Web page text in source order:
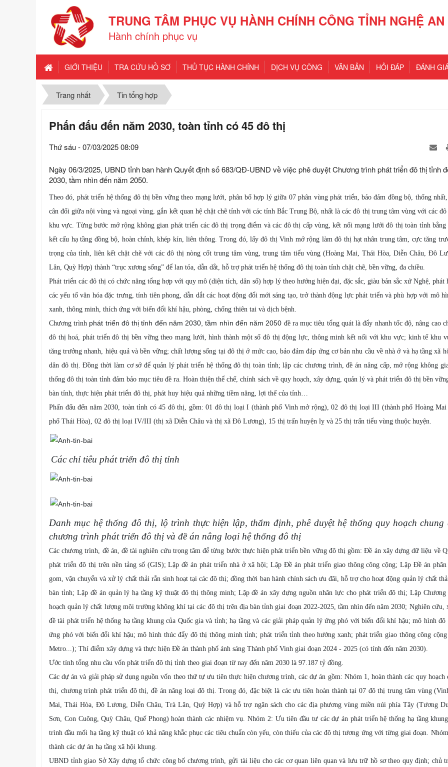
TRUNG TÂM PHỤC VỤ HÀNH CHÍNH CÔNG TỈNH NGHỆ AN
Hành chính phục vụ
GIỚI THIỆU TRA CỨU HỒ SƠ THỦ TỤC HÀNH CHÍNH DỊCH VỤ CÔNG VĂN BẢN HỎI ĐÁP ĐÁNH
Trang nhất Tin tổng hợp
Phấn đấu đến năm 2030, toàn tỉnh có 45 đô thị
Thứ sáu - 07/03/2025 08:09
Ngày 06/3/2025, UBND tỉnh ban hành Quyết định số 683/QĐ-UBND về việc phê duyệt Chương trình phát triển đô thị tỉnh
2030, tầm nhìn đến năm 2050.
Theo đó, phát triển hệ thống đô thị bền vững theo mạng lưới, phân bố hợp lý giữa 07 phân vùng phát triển, bảo đảm đồng bộ, thống
cân đối giữa nội vùng và ngoại vùng, gắn kết quan hệ chặt chẽ tỉnh với các tỉnh Bắc Trung Bộ, nhất là các đô thị trung tâm vùng với các
khu vực. Từng bước mở rộng không gian phát triển các đô thị trọng điểm và các đô thị cấp vùng, kết nối mạng lưới đô thị toàn tỉnh bằng
kết cấu hạ tầng đồng bộ, hoàn chỉnh, khép kín, liên thông. Trong đó, lấy đô thị Vinh mở rộng làm đô thị hạt nhân trung tâm, cực tăng
trọng của tỉnh, liên kết chặt chẽ với các đô thị nòng cốt trung tâm vùng, trung tâm tiểu vùng (Hoàng Mai, Thái Hòa, Diễn Châu, Đô
Lân, Quỳ Hợp) thành “trục xương sống” để lan tỏa, dẫn dắt, hỗ trợ phát triển hệ thống đô thị toàn tỉnh chặt chẽ, bền vững, đa chiều.
Phát triển các đô thị có chức năng tổng hợp với quy mô (diện tích, dân số) hợp lý theo hướng hiện đại, đặc sắc, giàu bản sắc xứ Nghệ, phát
các yếu tố văn hóa đặc trưng, tính tiên phong, dẫn dắt các hoạt động đổi mới sáng tạo, trở thành động lực phát triển và phù hợp với mô
xanh, thông minh, thích ứng với biến đổi khí hậu, phòng, chống thiên tai và dịch bệnh.
Chương trình phát triển đô thị tỉnh đến năm 2030, tầm nhìn đến năm 2050 đề ra mục tiêu tổng quát là đẩy nhanh tốc độ, nâng cao
đô thị hoá, phát triển đô thị bền vững theo mạng lưới, hình thành một số đô thị động lực, thông minh kết nối với khu vực; kinh tế khu
tăng trưởng nhanh, hiệu quả và bền vững; chất lượng sống tại đô thị ở mức cao, bảo đảm đáp ứng cơ bản nhu cầu về nhà ở và hạ tầng xã
dân đô thị. Đồng thời làm cơ sở để quản lý phát triển hệ thống đô thị toàn tỉnh; lập các chương trình, đề án nâng cấp, mở rộng không
thống đô thị toàn tỉnh đảm bảo mục tiêu đề ra. Hoàn thiện thể chế, chính sách về quy hoạch, xây dựng, quản lý và phát triển đô thị bền
bàn tỉnh, thực hiện phát triển đô thị, phát huy hiệu quả những tiềm năng, lợi thế của tỉnh…
Phấn đấu đến năm 2030, toàn tỉnh có 45 đô thị, gồm: 01 đô thị loại I (thành phố Vinh mở rộng), 02 đô thị loại III (thành phố Hoàng Mai
phố Thái Hòa), 02 đô thị loại IV/III (thị xã Diễn Châu và thị xã Đô Lương), 15 thị trấn huyện lỵ và 25 thị trấn tiểu vùng thuộc huyện.
Các chỉ tiêu phát triển đô thị tỉnh
Danh mục hệ thống đô thị, lộ trình thực hiện lập, thẩm định, phê duyệt hệ thống quy hoạch chung
chương trình phát triển đô thị và đề án nâng loại hệ thống đô thị
Các chương trình, đề án, đề tài nghiên cứu trọng tâm để từng bước thực hiện phát triển bền vững đô thị gồm: Đề án xây dựng dữ liệu về
phát triển đô thị trên nền tảng số (GIS); Lập đề án phát triển nhà ở xã hội; Lập Đề án phát triển giao thông công cộng; Lập Đề án
gom, vận chuyển và xử lý chất thải rắn sinh hoạt tại các đô thị; đồng thời ban hành chính sách ưu đãi, hỗ trợ cho hoạt động quản lý chất
bàn tỉnh; Lập đề án quản lý hạ tầng kỹ thuật đô thị thông minh; Lập đề án xây dựng nguồn nhân lực cho phát triển đô thị; Lập
hoạch quản lý chất lượng môi trường không khí tại các đô thị trên địa bàn tỉnh giai đoạn 2022-2025, tầm nhìn đến năm 2030; Nghiên cứu,
đề tài phát triển hệ thống hạ tầng khung của Quốc gia và tỉnh; hạ tầng và các giải pháp quản lý ứng phó với biến đổi khí hậu; mô hình đô
ứng phó với biến đổi khí hậu; mô hình thúc đẩy đô thị thông minh tỉnh; phát triển tỉnh theo hướng xanh; phát triển giao thông công cộng
Metro...); Thí điểm xây dựng và thực hiện Đề án thành phố ánh sáng Thành phố Vinh giai đoạn 2024 - 2025 (có tính đến năm 2030).
Ước tính tổng nhu cầu vốn phát triển đô thị tỉnh theo giai đoạn từ nay đến năm 2030 là 97.187 tỷ đồng.
Các dự án và giải pháp sử dụng nguồn vốn theo thứ tự ưu tiên thực hiện chương trình, các dự án gồm: Nhóm 1, hoàn thành các quy hoạch
thị, chương trình phát triển đô thị, đề án nâng loại đô thị. Trong đó, đặc biệt là các ưu tiên hoàn thành tại 07 đô thị trung tâm vùng
Mai, Thái Hòa, Đô Lương, Diễn Châu, Trà Lân, Quỳ Hợp) và hỗ trợ ngân sách cho các địa phương vùng miền núi phía Tây (Tương
Sơn, Con Cuông, Quỳ Châu, Quế Phong) hoàn thành các nhiệm vụ. Nhóm 2: Ưu tiên đầu tư các dự án phát triển hệ thống hạ tầng
trình đầu mối hạ tầng kỹ thuật có khả năng khắc phục các tiêu chuẩn còn yếu, còn thiếu của các đô thị tương ứng với từng giai đoạn.
thành các dự án hạ tầng xã hội khung.
UBND tỉnh giao Sở Xây dựng tổ chức công bố chương trình, gửi tài liệu cho các cơ quan liên quan và lưu trữ hồ sơ theo quy định; chủ